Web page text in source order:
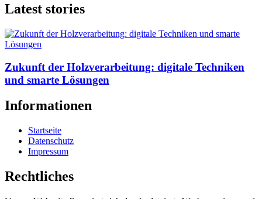
Latest stories
Zukunft der Holzverarbeitung: digitale Techniken
und smarte Lösungen
Informationen
Startseite
Datenschutz
Impressum
Rechtliches